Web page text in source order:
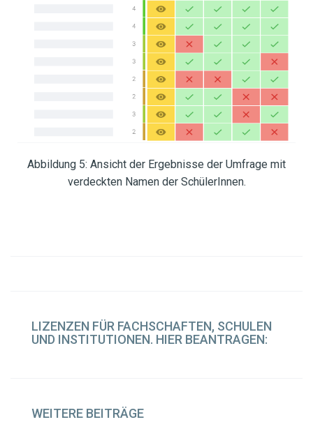
Abbildung 5: Ansicht der Ergebnisse der Umfrage mit
verdeckten Namen der SchülerInnen.
LIZENZEN FÜR FACHSCHAFTEN, SCHULEN
UND INSTITUTIONEN. HIER BEANTRAGEN:
WEITERE BEITRÄGE